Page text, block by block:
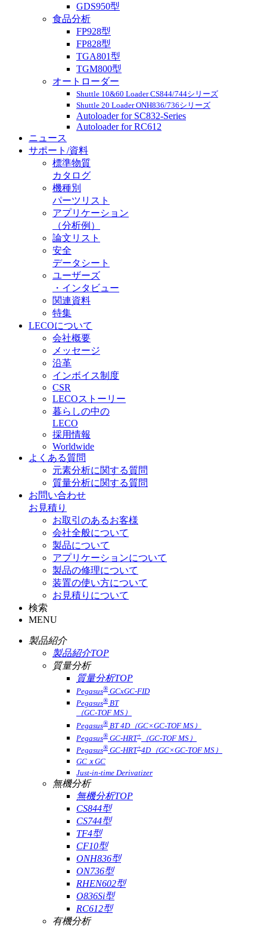
GDS950型
食品分析
FP928型
FP828型
TGA801型
TGM800型
オートローダー
Shuttle 10&60 Loader CS844/744シリーズ
Shuttle 20 Loader ONH836/736シリーズ
Autoloader for SC832-Series
Autoloader for RC612
ニュース
サポート/資料
標準物質
カタログ
機種別
パーツリスト
アプリケーション
（分析例）
論文リスト
安全
データシート
ユーザーズ
・インタビュー
関連資料
特集
LECOについて
会社概要
メッセージ
沿革
インボイス制度
CSR
LECOストーリー
暮らしの中の
LECO
採用情報
Worldwide
よくある質問
元素分析に関する質問
質量分析に関する質問
お問い合わせ
お見積り
お取引のあるお客様
会社全般について
製品について
アプリケーションについて
製品の修理について
装置の使い方について
お見積りについて
検索
MENU
製品紹介
製品紹介TOP
質量分析
質量分析TOP
Pegasus® GCxGC-FID
Pegasus® BT
（GC-TOF MS）
Pegasus® BT 4D（GC×GC-TOF MS）
Pegasus® GC-HRT+
（GC-TOF MS）
Pegasus® GC-HRT+4D（GC×GC-TOF MS）
GCｘGC
Just-in-time Derivatizer
無機分析
無機分析TOP
CS844型
CS744型
TF4型
CF10型
ONH836型
ON736型
RHEN602型
O836Si型
RC612型
有機分析